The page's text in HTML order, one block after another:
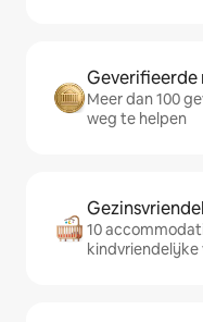
Geverifieerde
Meer dan 100
weg te helpen
10
kindvriendelijke